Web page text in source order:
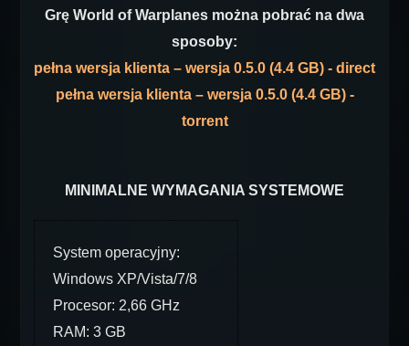
Grę World of Warplanes można pobrać na dwa
sposoby:
pełna wersja klienta – wersja 0.5.0 (4.4 GB) - direct
pełna wersja klienta – wersja 0.5.0 (4.4 GB) -
torrent
MINIMALNE WYMAGANIA SYSTEMOWE
System operacyjny:
Windows XP/Vista/7/8
Procesor: 2,66 GHz
RAM: 3 GB